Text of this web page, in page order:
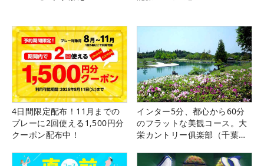
4日間限定配布！11月までの
プレーに2回使える1,500円分
クーポン配布中！
インター5分、都心から60分
のフラットな美観コース。大
栄カントリー俱楽部（千葉